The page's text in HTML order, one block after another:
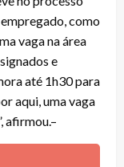
como
vaga na área
e
até 1h30 para
aqui, uma vaga
afirmou.–